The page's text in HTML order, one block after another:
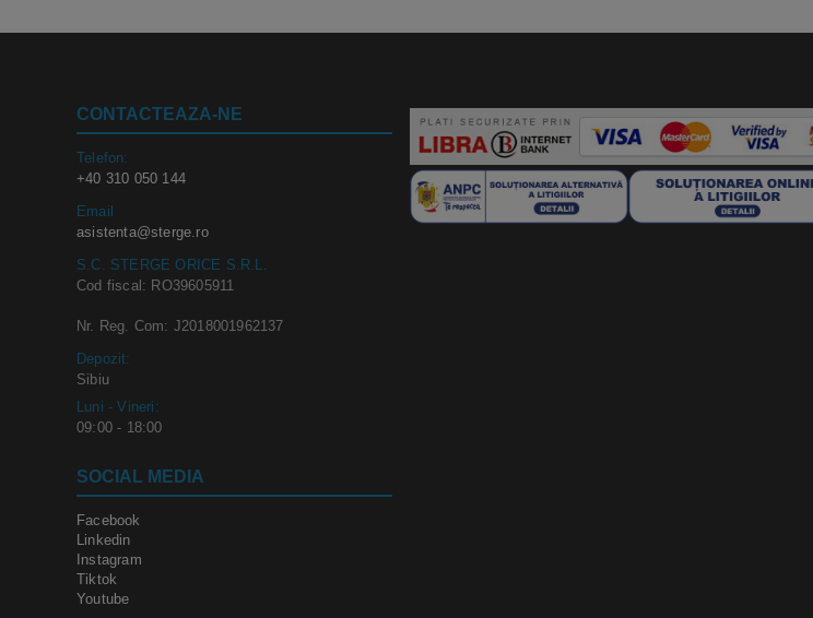
CONTACTEAZA-NE
Telefon:
+40 310 050 144
Email
asistenta@sterge.ro
S.C. STERGE ORICE S.R.L.
Cod fiscal: RO39605911
Nr. Reg. Com: J2018001962137
Depozit:
Sibiu
Luni - Vineri:
09:00 - 18:00
SOCIAL MEDIA
Facebook
Linkedin
Instagram
Tiktok
Youtube